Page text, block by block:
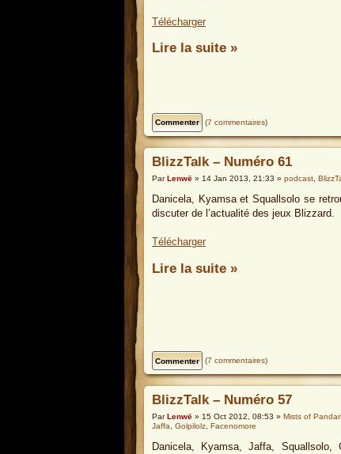
Télécharger
Lire la suite »
(7 commentaires)
BlizzTalk – Numéro 61
ParLenwë » 14 Jan 2013, 21:33 » podcast
Danicela, Kyamsa et Squallsolo se
discuter de l’actualité des jeux Blizzard.
Télécharger
Lire la suite »
(7 commentaires)
BlizzTalk – Numéro 57
Par Lenwë » 15 Oct 2012, 08:53 » Mists of
Jaffa, Golpilolz, Facenomore
Danicela, Kyamsa, Jaffa, Squallsolo,